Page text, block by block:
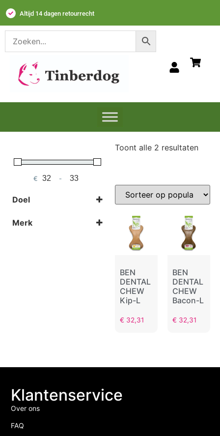
Dierenvrienden sinds 2020
€ Minimum Price
-Maximum Price
Doel
Tandverzorging
Merk
Toont alle 2 resultaten
BEN
DENTAL
CHEW
Kip-L
€ 32,31
BEN
DENTAL
CHEW
Bacon-L
€ 32,31
Klantenservice
Over ons
FAQ